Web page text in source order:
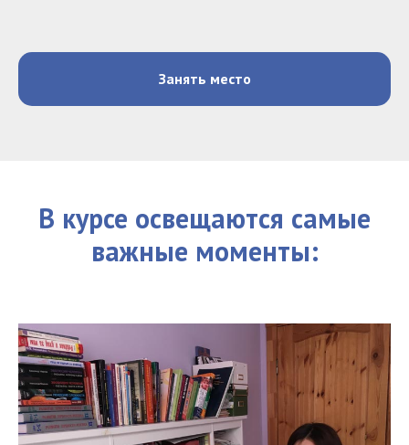
Занять место
В курсе освещаются самые
важные моменты: